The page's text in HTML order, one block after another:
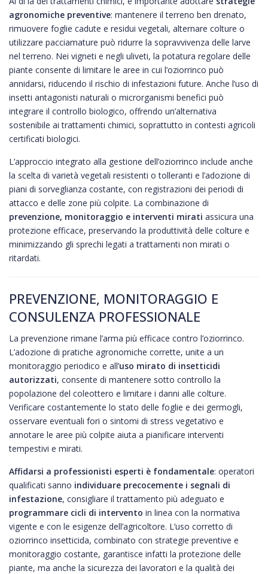
agronomiche preventive: mantenere il terreno ben drenato,
rimuovere foglie cadute e residui vegetali, alternare colture o
utilizzare pacciamature può ridurre la sopravvivenza delle larve
nel terreno. Nei vigneti e negli uliveti, la potatura regolare delle
piante consente di limitare le aree in cui l’oziorrinco può
annidarsi, riducendo il rischio di infestazioni future. Anche l’uso di
insetti antagonisti naturali o microrganismi benefici può
integrare il controllo biologico, offrendo un’alternativa
sostenibile ai trattamenti chimici, soprattutto in contesti agricoli
certificati biologici.
L’approccio integrato alla gestione dell’oziorrinco include anche
la scelta di varietà vegetali resistenti o tolleranti e l’adozione di
piani di sorveglianza costante, con registrazioni dei periodi di
attacco e delle zone più colpite. La combinazione di
prevenzione, monitoraggio e interventi mirati assicura una
protezione efficace, preservando la produttività delle colture e
minimizzando gli sprechi legati a trattamenti non mirati o
ritardati.
PREVENZIONE, MONITORAGGIO E
CONSULENZA PROFESSIONALE
La prevenzione rimane l’arma più efficace contro l’oziorrinco.
L’adozione di pratiche agronomiche corrette, unite a un
monitoraggio periodico e all’uso mirato di insetticidi
autorizzati, consente di mantenere sotto controllo la
popolazione del coleottero e limitare i danni alle colture.
Verificare costantemente lo stato delle foglie e dei germogli,
osservare eventuali fori o sintomi di stress vegetativo e
annotare le aree più colpite aiuta a pianificare interventi
tempestivi e mirati.
Affidarsi a professionisti esperti è fondamentale: operatori
qualificati sanno individuare precocemente i segnali di
infestazione, consigliare il trattamento più adeguato e
programmare cicli di intervento in linea con la normativa
vigente e con le esigenze dell’agricoltore. L’uso corretto di
oziorrinco insetticida, combinato con strategie preventive e
monitoraggio costante, garantisce infatti la protezione delle
piante, ma anche la sicurezza dei lavoratori e la qualità dei